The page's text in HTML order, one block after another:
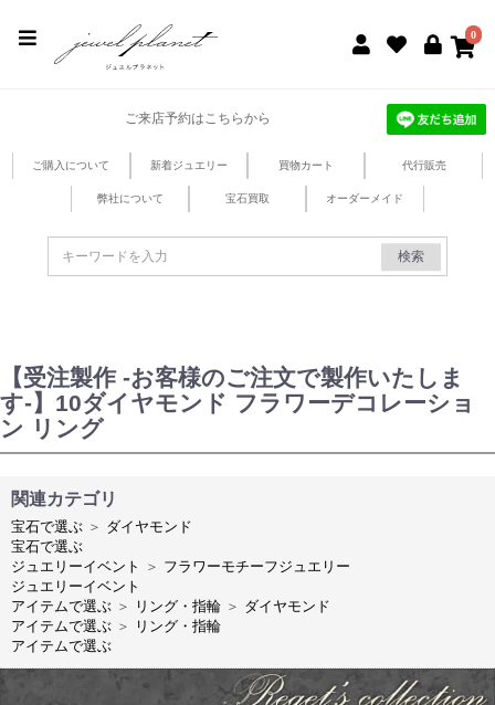
0
ご来店予約はこちらから
ご購入について 新着ジュエリー 買物カート 代行販売
弊社について 宝石買取 オーダーメイド
検索
【受注製作 -お客様のご注文で製作いたしま
す-】10ダイヤモンド フラワーデコレーショ
ン リング
関連カテゴリ
宝石で選ぶ ＞ ダイヤモンド
宝石で選ぶ
ジュエリーイベント
＞ フラワーモチーフジュエリー
ジュエリーイベント
アイテムで選ぶ ＞ リング・指輪 ＞ ダイヤモンド
アイテムで選ぶ ＞
リング・指輪
アイテムで選ぶ